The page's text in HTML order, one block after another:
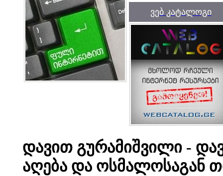
ვებ კატალოგი
დავით გურამიშვილი -
აღება და ოსმალოსაგან